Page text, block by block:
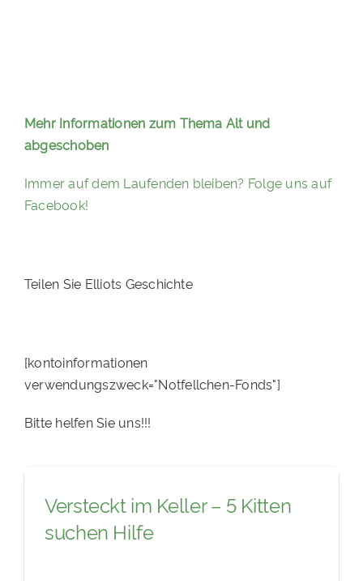
Mehr Informationen zum Thema Alt und
abgeschoben
Immer auf dem Laufenden bleiben? Folge uns auf
Facebook!
Teilen Sie Elliots Geschichte
[kontoinformationen
verwendungszweck="Notfellchen-Fonds"]
Bitte helfen Sie uns!!!
Versteckt im Keller – 5 Kitten
suchen Hilfe